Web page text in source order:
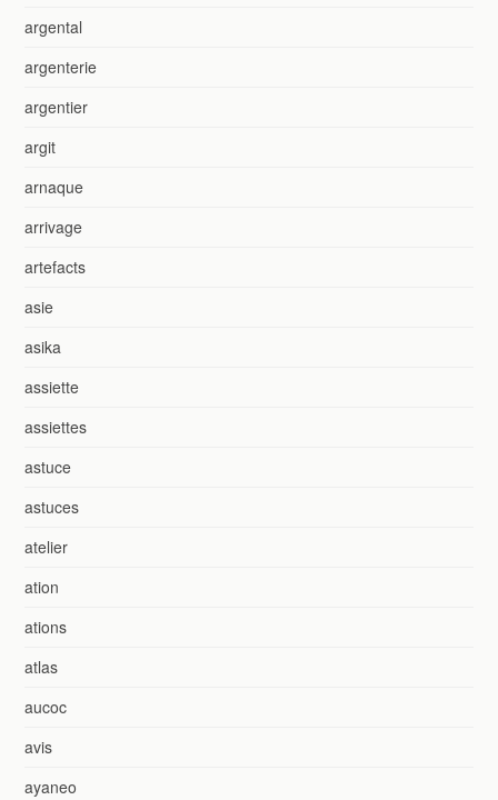
argental
argenterie
argentier
argit
arnaque
arrivage
artefacts
asie
asika
assiette
assiettes
astuce
astuces
atelier
ation
ations
atlas
aucoc
avis
ayaneo